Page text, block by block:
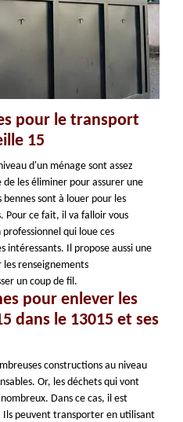
pour le transport
15
d'un ménage sont assez
les éliminer pour assurer une
sont à louer pour les
Pour ce fait, il va falloir vous
professionnel qui loue ces
intéressants. Il propose aussi une
renseignements
un coup de fil.
pour enlever les
dans le 13015 et ses
constructions au niveau
Or, les déchets qui vont
Dans ce cas, il est
Ils peuvent transporter en utilisant